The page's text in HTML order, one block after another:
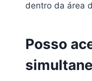
dentro da área
Posso